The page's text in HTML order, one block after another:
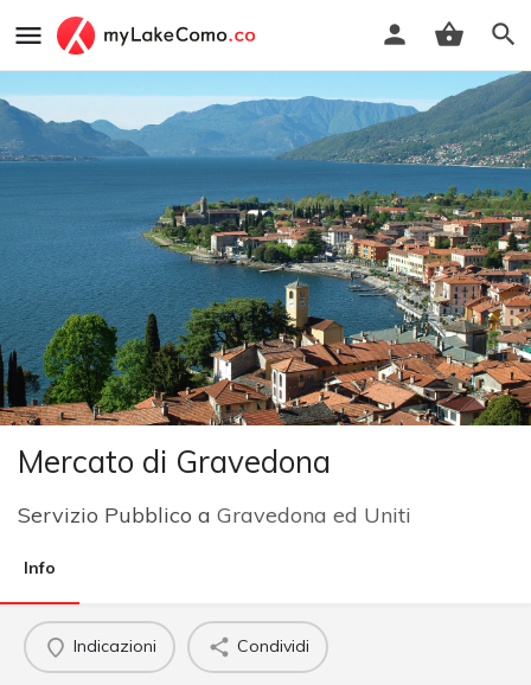
Mercato di Gravedona
Servizio Pubblico a Gravedona ed Uniti
Info
Indicazioni Condividi